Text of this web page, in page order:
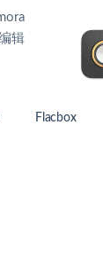
Flacbox